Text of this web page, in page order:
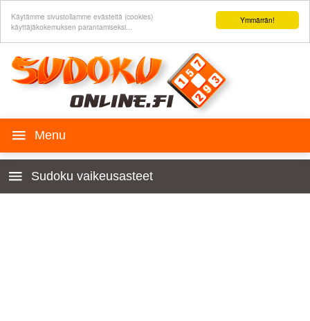
Ymmärrän!
Käytämme sivustollamme evästeitä (cookies)
käyttäjäkokemuksen parantamiseksi...
SUDOKU peli
Sudoku vaikeusasteet